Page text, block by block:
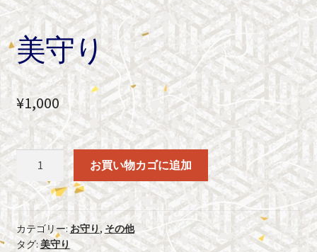
美守り
¥1,000
美
り
個
お買い物カゴに追加
カテゴリー:お守り ,その他
タグ: 美守り